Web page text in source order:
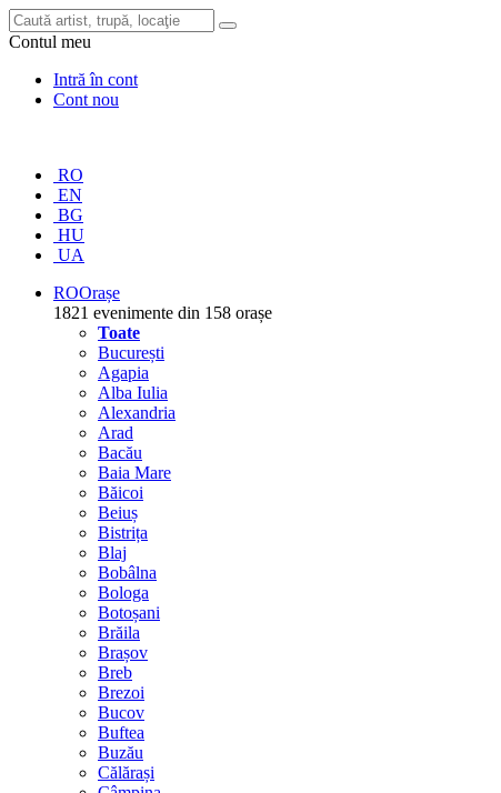
Contul meu
Intră în cont
Cont nou
RO
EN
BG
HU
UA
ROOrașe
1821 evenimente din 158 orașe
Toate
București
Agapia
Alba Iulia
Alexandria
Arad
Bacău
Baia Mare
Băicoi
Beiuș
Bistrița
Blaj
Bobâlna
Bologa
Botoșani
Brăila
Brașov
Breb
Brezoi
Bucov
Buftea
Buzău
Călărași